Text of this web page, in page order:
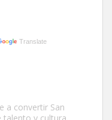
menos de un mes,
Translate
a convertir San